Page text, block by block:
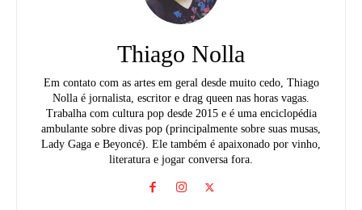
Thiago Nolla
Em contato com as artes em geral desde muito cedo, Thiago
Nolla é jornalista, escritor e drag queen nas horas vagas.
Trabalha com cultura pop desde 2015 e é uma enciclopédia
ambulante sobre divas pop (principalmente sobre suas musas,
Lady Gaga e Beyoncé). Ele também é apaixonado por vinho,
literatura e jogar conversa fora.